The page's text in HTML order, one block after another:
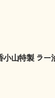
小山特製 ラー